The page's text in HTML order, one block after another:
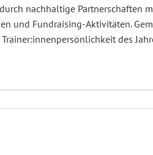
nachhaltige Partnerschaften
und Fundraising-Aktivitäten.
des